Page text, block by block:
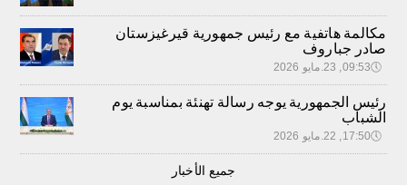
مكالمة هاتفية مع رئيس جمهورية قيرغيزستان
صادر جباروف
🕔09:53, 23.مايو 2026
رئيس الجمهورية يوجه رسالة تهنئة بمناسبة يوم
الشباب
🕔17:50, 22.مايو 2026
جميع الأخبار